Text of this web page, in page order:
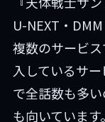
U-NEXT・
複数のサービ
入しているサ
で全話数も多
も向いています。